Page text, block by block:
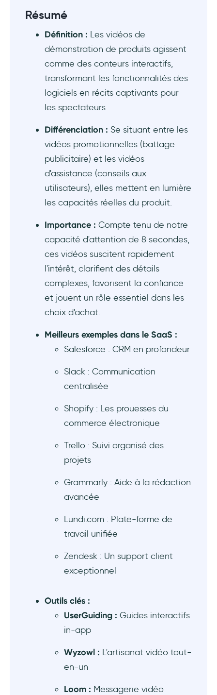
gratuits et payants
1. Salesforce CPQ
3. Revenue.io
4. ClickPoint
5. BONUS : UserGuiding
Bonnes pratiques de vente guidée
1. Connaître son public
2. Mise à jour régulière du contenu
3. Tests A/B
4. Intégrer au CRM
5. Fournir une formation
6. Contrôler l'analyse
7. Offrir un soutien multicanal
8. Solliciter un retour d'information
Questions Fréquentes
Quel est le meilleur logiciel de vente guidée
Qu'est-ce que la vente guidée dans le
Résumé
Définition : Les vidéos de
démonstration de produits agissent
comme des conteurs interactifs,
transformant les fonctionnalités des
logiciels en récits captivants pour
les spectateurs.
Différenciation : Se situant entre les
vidéos promotionnelles (battage
publicitaire) et les vidéos
d'assistance (conseils aux
utilisateurs), elles mettent en lumière
les capacités réelles du produit.
Importance : Compte tenu de notre
capacité d'attention de 8 secondes,
ces vidéos suscitent rapidement
l'intérêt, clarifient des détails
complexes, favorisent la confiance
et jouent un rôle essentiel dans les
choix d'achat.
Meilleurs exemples dans le SaaS :
Salesforce : CRM en profondeur
Slack : Communication
centralisée
Shopify : Les prouesses du
commerce électronique
Trello : Suivi organisé des
projets
Grammarly : Aide à la rédaction
avancée
Lundi.com : Plate-forme de
travail unifiée
Zendesk : Un support client
exceptionnel
Outils clés :
UserGuiding : Guides interactifs
in-app
Wyzowl : L'artisanat vidéo tout-
en-un
Loom : Messagerie vidéo